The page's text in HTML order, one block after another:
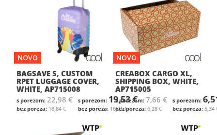
NOVO
BAGSAVE S, CUSTOM
RPET LUGGAGE COVER,
WHITE, AP715008
22,98 €
18,84 €
19,53 €
16,01 €
NOVO
CREABOX CARGO XL,
SHIPPING BOX, WHITE,
AP715005
7,66 €
6,28 € 5,34